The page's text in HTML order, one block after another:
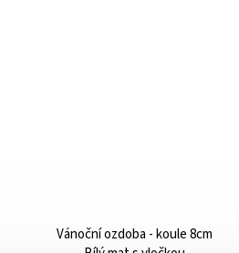
Vánoční ozdoba - koule 8cm